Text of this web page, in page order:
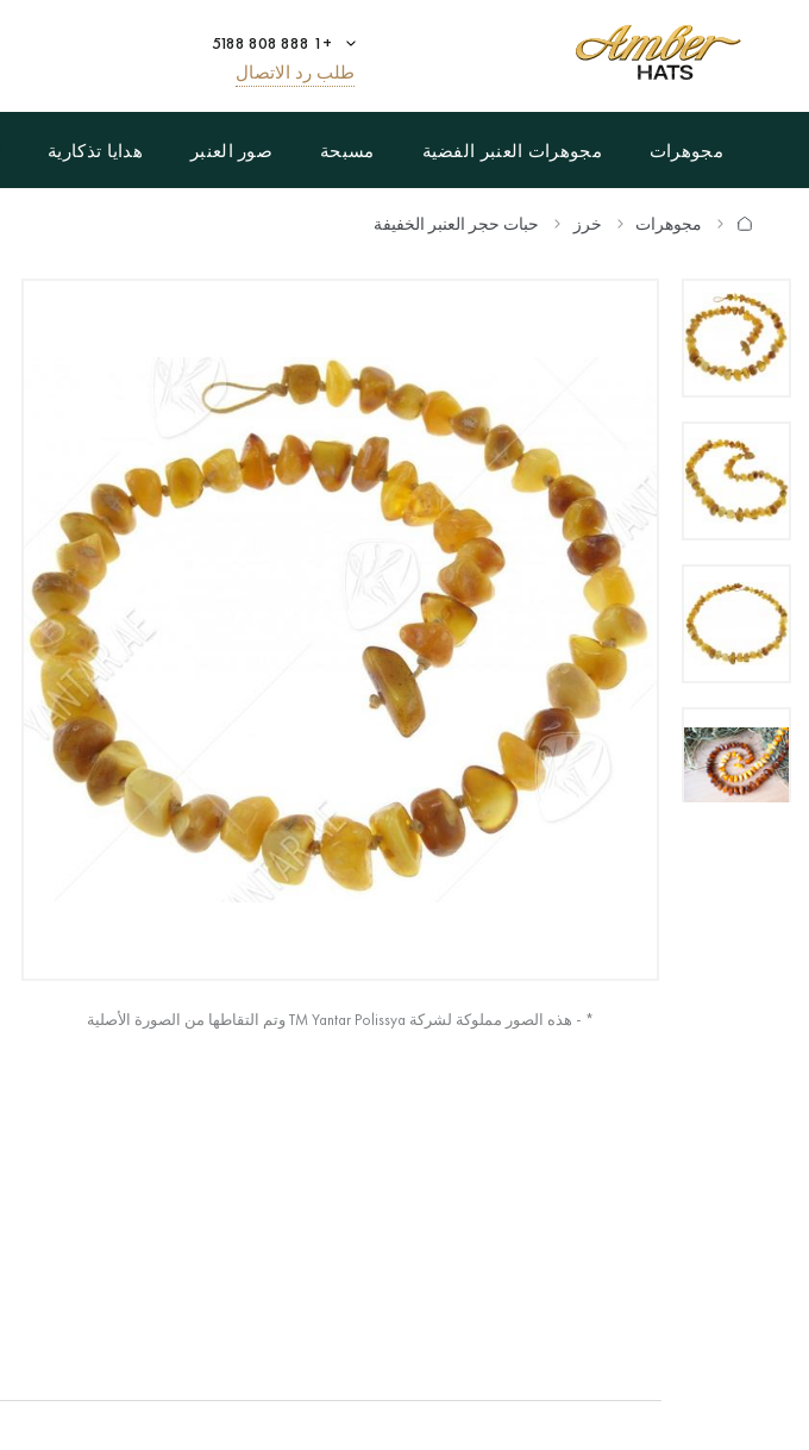
+1 888 808 5188
طلب رد الاتصال
مجوهرات مجوهرات العنبر الفضية مسبحة صور العنبر هدايا تذكارية
مجوهرات خرز حبات حجر العنبر الخفيفة
* - هذه الصور مملوكة لشركة TM Yantar Polissya وتم التقاطها من الصورة الأصلية